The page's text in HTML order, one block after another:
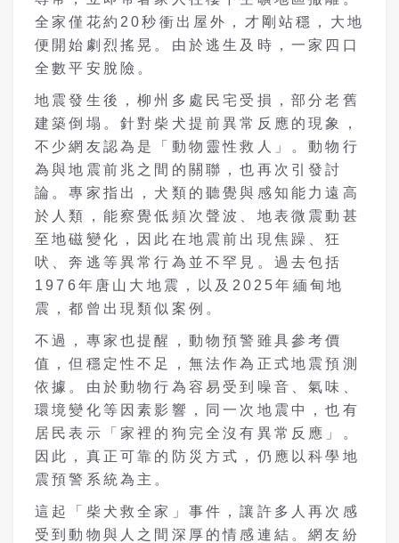
全家僅花約20秒衝出屋外，才剛站穩，大地
便開始劇烈搖晃。由於逃生及時，一家四口
全數平安脫險。
地震發生後，柳州多處民宅受損，部分老舊
建築倒塌。針對柴犬提前異常反應的現象，
不少網友認為是「動物靈性救人」。動物行
為與地震前兆之間的關聯，也再次引發討
論。專家指出，犬類的聽覺與感知能力遠高
於人類，能察覺低頻次聲波、地表微震動甚
至地磁變化，因此在地震前出現焦躁、狂
吠、奔逃等異常行為並不罕見。過去包括
1976年唐山大地震，以及2025年緬甸地
震，都曾出現類似案例。
不過，專家也提醒，動物預警雖具參考價
值，但穩定性不足，無法作為正式地震預測
依據。由於動物行為容易受到噪音、氣味、
環境變化等因素影響，同一次地震中，也有
居民表示「家裡的狗完全沒有異常反應」。
因此，真正可靠的防災方式，仍應以科學地
震預警系統為主。
這起「柴犬救全家」事件，讓許多人再次感
受到動物與人之間深厚的情感連結。網友紛